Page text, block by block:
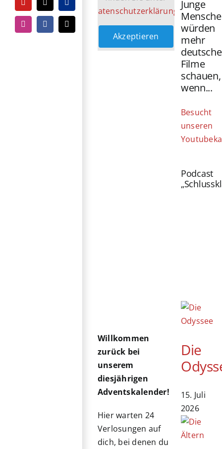
YouTubeTiktokPayPal
InstagramFacebook
E-
Mail
Datenschutzerklärung .
Akzeptieren
Willkommen
zurück bei
unserem
diesjährigen
Adventskalender!
Hier warten 24
Verlosungen auf
dich, bei denen du
Junge
würden
mehr
deutsche
Filme
schauen,
wenn...
Besucht
unseren
Podcast
Die
15. Juli
2026